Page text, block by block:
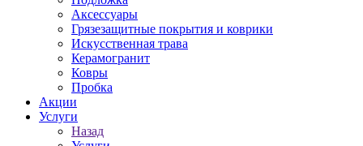
Аксессуары
Грязезащитные покрытия и коврики
Искусственная трава
Керамогранит
Ковры
Пробка
Акции
Услуги
Назад